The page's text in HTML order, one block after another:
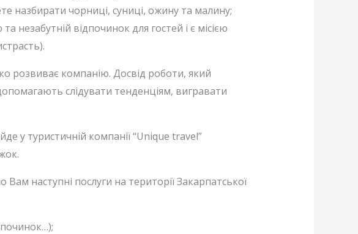
назбирати чорниці, суниці, ожину та малину;
незабутній відпочинок для гостей і є місією
розвиває компанію. Досвід роботи, який
слідувати тенденціям, вигравати
у туристичній компанії “Unique travel”
наступні послуги на території Закарпатської